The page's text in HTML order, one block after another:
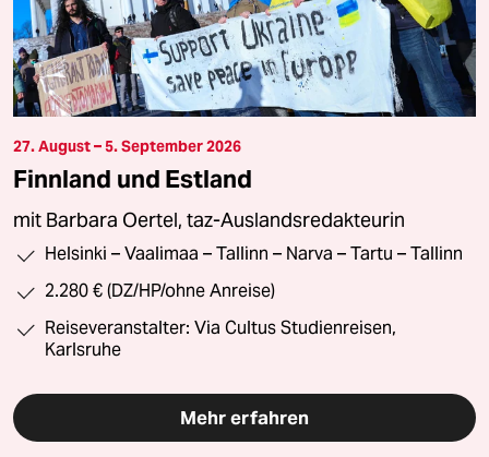
27. August – 5. September 2026
Finnland und Estland
mit Barbara Oertel, taz-Auslandsredakteurin
Helsinki – Vaalimaa – Tallinn – Narva – Tartu – Tallinn
2.280 € (DZ/HP/ohne Anreise)
Reiseveranstalter: Via Cultus Studienreisen,
Karlsruhe
Mehr erfahren